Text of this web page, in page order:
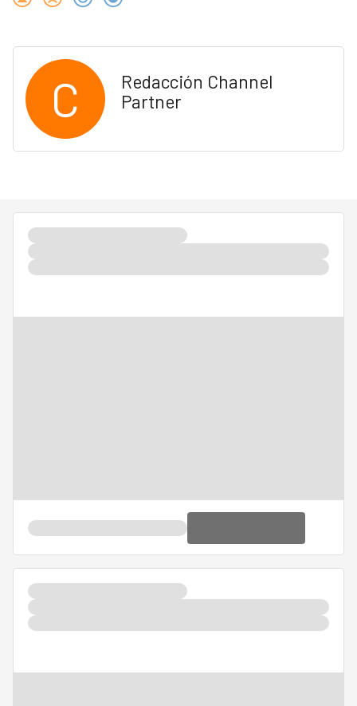
C
Redacción Channel
Partner